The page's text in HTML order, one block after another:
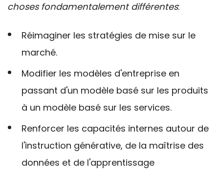
choses fondamentalement différentes:
Réimaginer les stratégies de mise sur le
marché.
Modifier les modèles d'entreprise en
passant d'un modèle basé sur les produits
à un modèle basé sur les services.
Renforcer les capacités internes autour de
l'instruction générative, de la maîtrise des
données et de l'apprentissage